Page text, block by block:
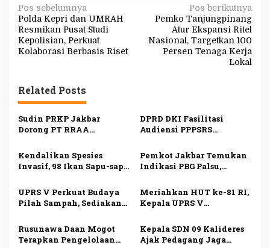
N
a
v
a
s
i
o
Pos sebelumnya
Polda Kepri dan UMRAH
Resmikan Pusat Studi
Kepolisian, Perkuat
Kolaborasi Berbasis Riset
Pos berikutnya
Pemko Tanjungpinang
Atur Ekspansi Ritel
Nasional, Targetkan 100
Persen Tenaga Kerja
Lokal
Related Posts
Sudin PRKP Jakbar
Dorong PT RRAA
Citypark, Sanksi
Administratif Bisa
Diberikan
DPRD DKI Fasilitasi
Audiensi PPPSRS
Pengembang, Serah
Terima Pengelolaan Jadi
Sorotan
Kendalikan Spesies
Invasif, 98 Ikan Sapu-sapu
Pemkot Jakbar Temukan
Indikasi PBG Palsu,
Diperketat
UPRS V Perkuat Budaya
Pilah Sampah, Sediakan
Dukung Lingkungan
Bersih
Meriahkan HUT ke-81 RI,
Kepala UPRS V
Lomba Antar-Rusun di
Daan Mogot
Rusunawa Daan Mogot
Terapkan Pengelolaan
Kepala SDN 09 Kalideres
Ajak Pedagang Jaga